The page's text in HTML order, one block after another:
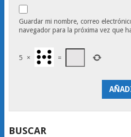
Guardar mi nombre, correo
navegador para la próxima vez que
5 × =
BUSCAR